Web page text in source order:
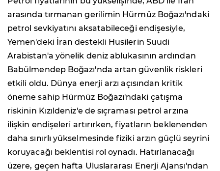
arasında tırmanan gerilimin Hürmüz Boğazı'ndaki
petrol sevkiyatını aksatabileceği endişesiyle,
Yemen'deki İran destekli Husilerin Suudi
Arabistan'a yönelik deniz ablukasının ardından
Babülmendep Boğazı'nda artan güvenlik riskleri
etkili oldu. Dünya enerji arzı açısından kritik
öneme sahip Hürmüz Boğazı'ndaki çatışma
riskinin Kızıldeniz'e de sıçraması petrol arzına
ilişkin endişeleri artırırken, fiyatların beklenenden
daha sınırlı yükselmesinde fiziki arzın güçlü seyrini
koruyacağı beklentisi rol oynadı. Hatırlanacağı
üzere, geçen hafta Uluslararası Enerji Ajansı'ndan